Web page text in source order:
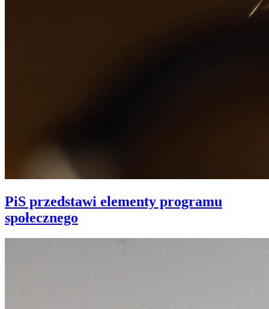
PiS przedstawi elementy programu
społecznego